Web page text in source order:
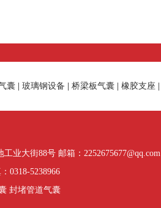
囊 玻璃钢设备 桥梁板气囊 橡胶支座
业大街88号 邮箱：2252675677@qq.com
0318-5238966
封堵管道气囊